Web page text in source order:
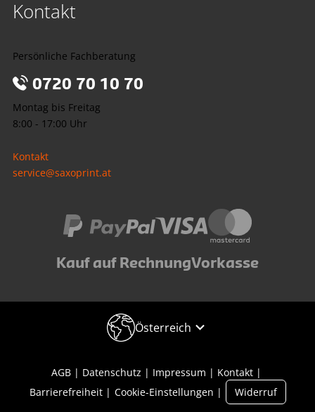
Kontakt
Persönliche Fachberatung
0720 70 10 70
Montag bis Freitag
8:00 - 17:00 Uhr
Kontakt
service@saxoprint.at
Kauf auf RechnungVorkasse
Österreich
AGB Datenschutz Impressum
Kontakt
Barrierefreiheit
Cookie-Einstellungen Widerruf